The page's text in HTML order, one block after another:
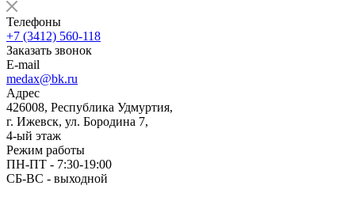
Телефоны
+7 (3412) 560-118
Заказать звонок
E-mail
medax@bk.ru
Адрес
426008, Республика Удмуртия,
г. Ижевск, ул. Бородина 7,
4-ый этаж
Режим работы
ПН-ПТ - 7:30-19:00
СБ-ВС - выходной